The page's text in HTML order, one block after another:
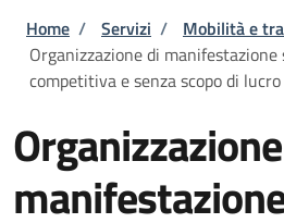
Briciole di pane
Home / Servizi / Mobilità e
Organizzazione di
competitiva e senza scopo di lucro